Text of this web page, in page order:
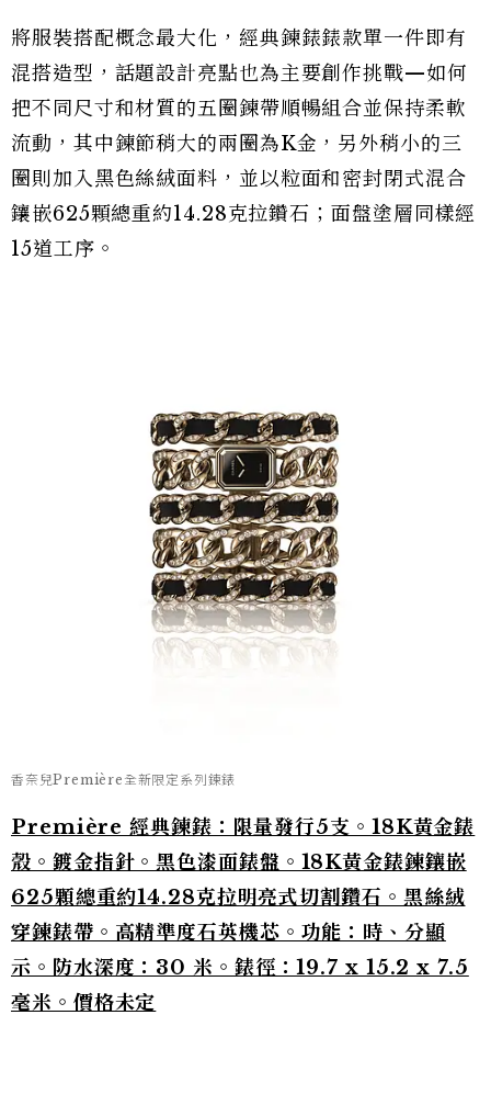
將服裝搭配概念最大化，經典鍊錶錶款單一件即有
混搭造型，話題設計亮點也為主要創作挑戰—如何
把不同尺寸和材質的五圈鍊帶順暢組合並保持柔軟
流動，其中鍊節稍大的兩圈為K金，另外稍小的三
圈則加入黑色絲絨面料，並以粒面和密封閉式混合
鑲嵌625顆總重約14.28克拉鑽石；面盤塗層同樣經
15道工序。
香奈兒Première全新限定系列鍊錶
Première 經典鍊錶：限量發行5支。18K黃金錶
殼。鍍金指針。黑色漆面錶盤。18K黃金錶鍊鑲嵌
625顆總重約14.28克拉明亮式切割鑽石。黑絲絨
穿鍊錶帶。高精準度石英機芯。功能：時、分顯
示。防水深度：30 米。錶徑：19.7 x 15.2 x 7.5
毫米。價格未定